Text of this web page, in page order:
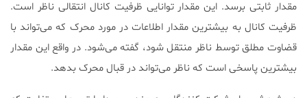
مقدار ثابتی برسد. این مقدار توانایی ظرفیت کانال انتقالی ناظر است.
ظرفیت کانال به بیشترین مقدار اطلاعات در مورد محرک که می‌تواند با
قضاوت مطلق توسط ناظر منتقل شود، گفته می‌شود. در واقع این مقدار
بیشترین پاسخی است که ناظر می‌تواند در قبال محرک بدهد.